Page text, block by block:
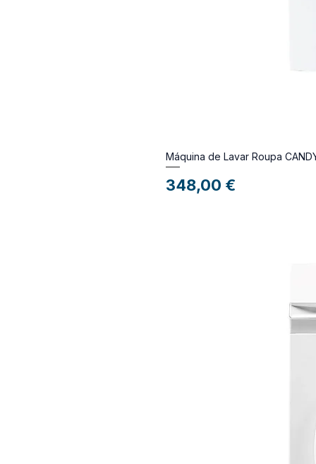
Máquina de Lavar Roupa
Preço
348,00 €